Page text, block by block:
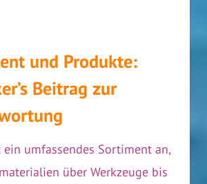
und Produkte:
Beitrag zur
umfassendes Sortiment an,
über Werkzeuge bis